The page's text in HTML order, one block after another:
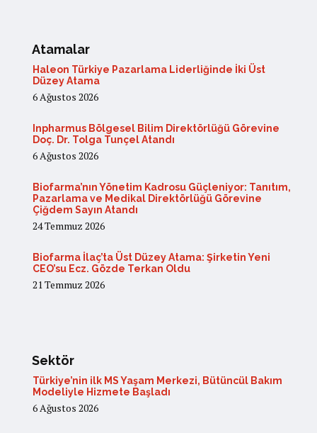
Atamalar
Haleon Türkiye Pazarlama Liderliğinde İki Üst
Düzey Atama
6 Ağustos 2026
Inpharmus Bölgesel Bilim Direktörlüğü Görevine
Doç. Dr. Tolga Tunçel Atandı
6 Ağustos 2026
Biofarma’nın Yönetim Kadrosu Güçleniyor: Tanıtım,
Pazarlama ve Medikal Direktörlüğü Görevine
Çiğdem Sayın Atandı
24 Temmuz 2026
Biofarma İlaç’ta Üst Düzey Atama: Şirketin Yeni
CEO’su Ecz. Gözde Terkan Oldu
21 Temmuz 2026
Sektör
Türkiye’nin ilk MS Yaşam Merkezi, Bütüncül Bakım
Modeliyle Hizmete Başladı
6 Ağustos 2026